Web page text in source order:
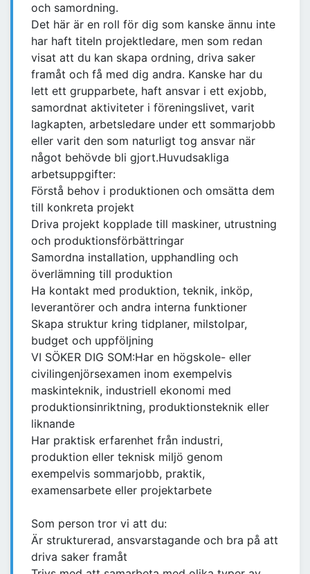
och samordning.
Det här är en roll för dig som kanske ännu inte
har haft titeln projektledare, men som redan
visat att du kan skapa ordning, driva saker
framåt och få med dig andra. Kanske har du
lett ett grupparbete, haft ansvar i ett exjobb,
samordnat aktiviteter i föreningslivet, varit
lagkapten, arbetsledare under ett sommarjobb
eller varit den som naturligt tog ansvar när
något behövde bli gjort.Huvudsakliga
arbetsuppgifter:
Förstå behov i produktionen och omsätta dem
till konkreta projekt
Driva projekt kopplade till maskiner, utrustning
och produktionsförbättringar
Samordna installation, upphandling och
överlämning till produktion
Ha kontakt med produktion, teknik, inköp,
leverantörer och andra interna funktioner
Skapa struktur kring tidplaner, milstolpar,
budget och uppföljning
VI SÖKER DIG SOM:Har en högskole- eller
civilingenjörsexamen inom exempelvis
maskinteknik, industriell ekonomi med
produktionsinriktning, produktionsteknik eller
liknande
Har praktisk erfarenhet från industri,
produktion eller teknisk miljö genom
exempelvis sommarjobb, praktik,
examensarbete eller projektarbete
Som person tror vi att du:
Är strukturerad, ansvarstagande och bra på att
driva saker framåt